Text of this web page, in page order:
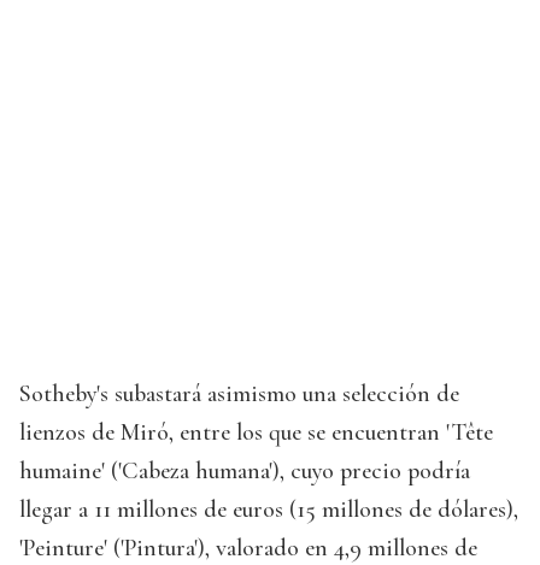
Sotheby's subastará asimismo una selección de
lienzos de Miró, entre los que se encuentran 'Tête
humaine' ('Cabeza humana'), cuyo precio podría
llegar a 11 millones de euros (15 millones de dólares),
'Peinture' ('Pintura'), valorado en 4,9 millones de